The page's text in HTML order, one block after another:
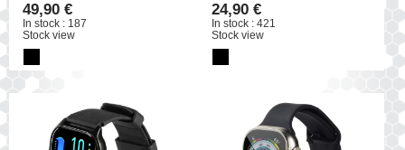
49,90 €
In stock : 187
Stock view
24,90 €
In stock : 421
Stock view